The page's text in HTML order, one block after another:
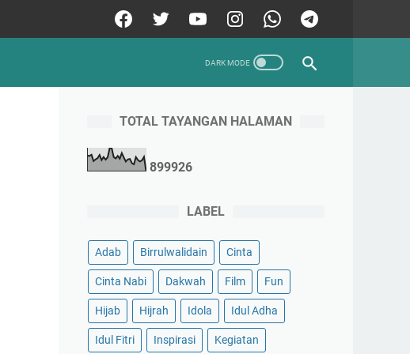
TOTAL TAYANGAN HALAMAN
899926
LABEL
Adab Birrulwalidain Cinta
Cinta Nabi Dakwah Film Fun
Hijab Hijrah Idola Idul Adha
Idul Fitri Inspirasi Kegiatan